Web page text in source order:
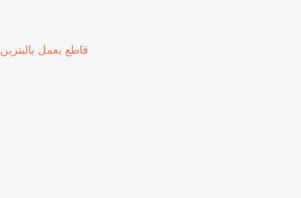
قاطع يعمل بالبنزين Daewoo DACNQ740S